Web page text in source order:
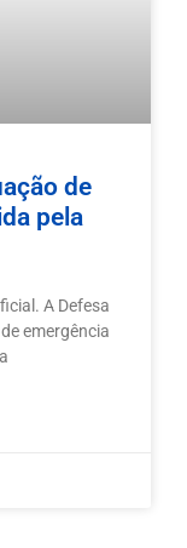
de
pela
A Defesa
emergência